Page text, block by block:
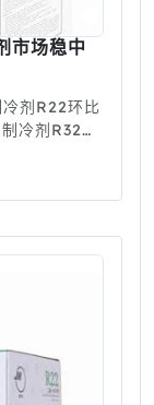
市场稳中
剂R22环比
冷剂R32环
因素推
剂市场稳中